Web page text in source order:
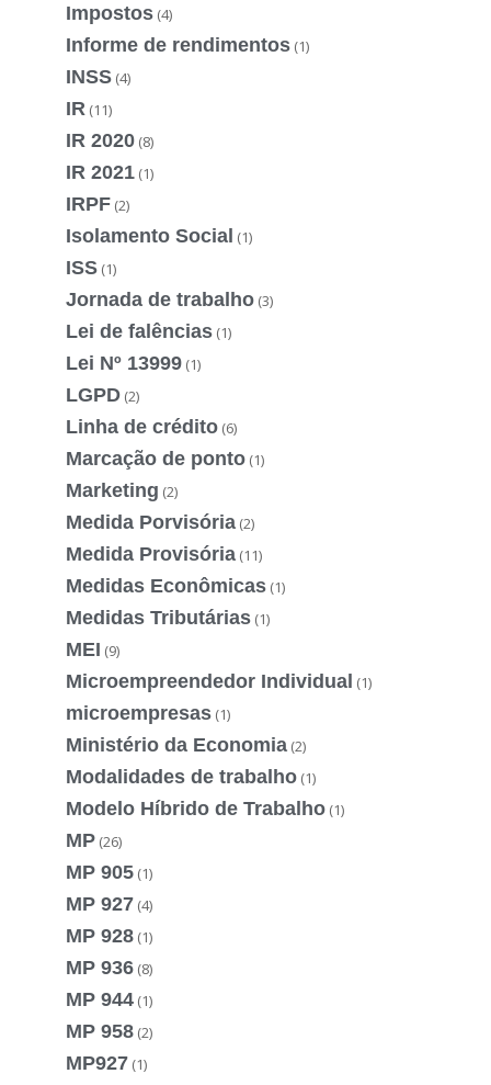
Impostos (4)
Informe de rendimentos (1)
INSS (4)
IR (11)
IR 2020 (8)
IR 2021 (1)
IRPF (2)
Isolamento Social (1)
ISS (1)
Jornada de trabalho (3)
Lei de falências (1)
Lei Nº 13999 (1)
LGPD (2)
Linha de crédito (6)
Marcação de ponto (1)
Marketing (2)
Medida Porvisória (2)
Medida Provisória (11)
Medidas Econômicas (1)
Medidas Tributárias (1)
MEI (9)
Microempreendedor Individual (1)
microempresas (1)
Ministério da Economia (2)
Modalidades de trabalho (1)
Modelo Híbrido de Trabalho (1)
MP (26)
MP 905 (1)
MP 927 (4)
MP 928 (1)
MP 936 (8)
MP 944 (1)
MP 958 (2)
MP927 (1)